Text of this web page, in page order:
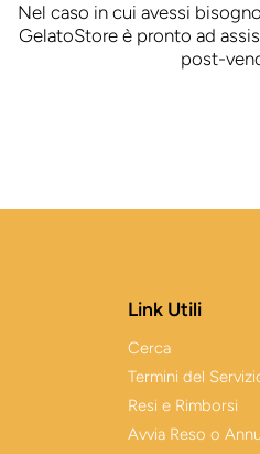
Nel caso in cui avessi
GelatoStore è pronto ad
post-
Link Utili
Cerca
Termini del
Resi e Rimborsi
Avvia Reso o